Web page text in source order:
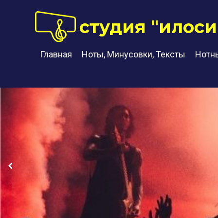
Главная Ноты, Минусовки, Тексты
студия